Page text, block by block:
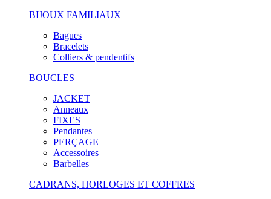
BIJOUX FAMILIAUX
Bagues
Bracelets
Colliers & pendentifs
BOUCLES
JACKET
Anneaux
FIXES
Pendantes
PERÇAGE
Accessoires
Barbelles
CADRANS, HORLOGES ET COFFRES